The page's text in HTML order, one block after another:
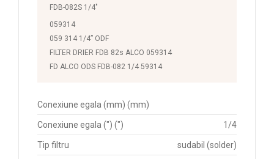
FDB-082S 1/4"
059314
059 314 1/4” ODF
FILTER DRIER FDB 82s ALCO 059314
FD ALCO ODS FDB-082 1/4 59314
Conexiune egala (mm) (mm)
Conexiune egala (") (") 1/4
Tip filtru
sudabil (solder)